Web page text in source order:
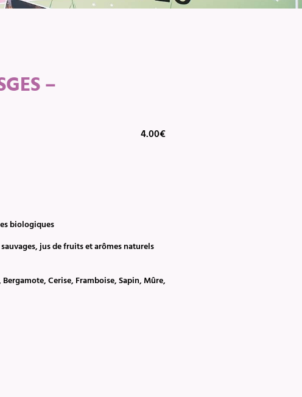
–
4.00€
biologiques
jus de fruits et arômes naturels
Cerise, Framboise, Sapin, Mûre,